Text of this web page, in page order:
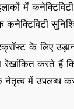
में
के लिए
करते हैं कि
नेतृत्व में उपलब्ध